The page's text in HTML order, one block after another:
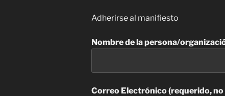
Adherirse al manifiesto
Nombre de la persona/
Correo Electrónico (requerido, no